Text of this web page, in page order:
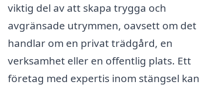
viktig del av att skapa trygga och
avgränsade utrymmen, oavsett om det
handlar om en privat trädgård, en
verksamhet eller en offentlig plats. Ett
företag med expertis inom stängsel kan